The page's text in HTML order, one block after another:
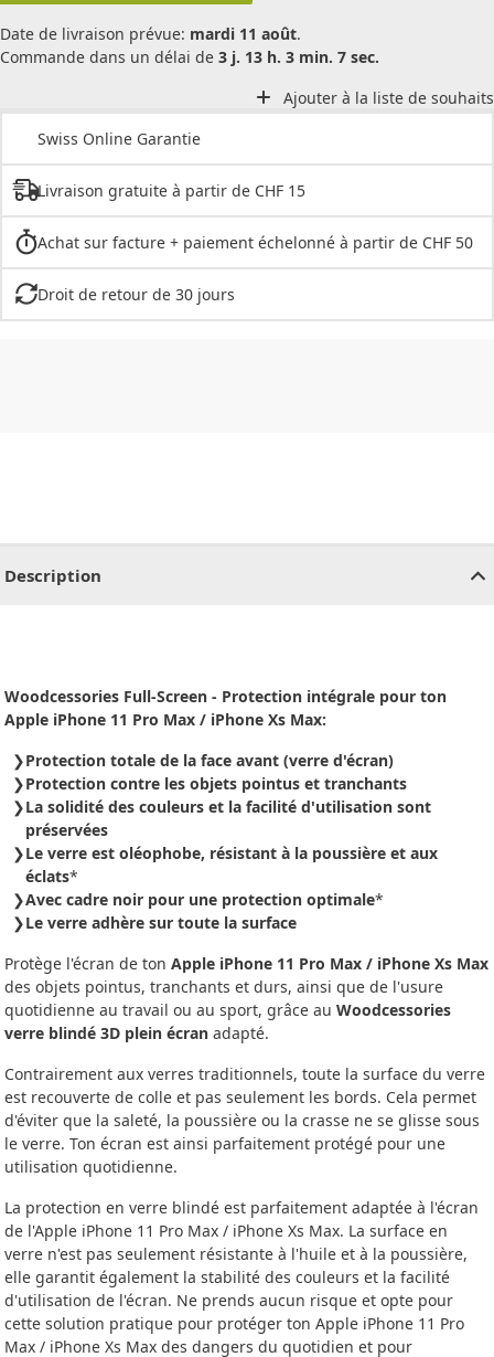
Date de livraison prévue: mardi 11 août.
Commande dans un délai de 3 j. 13 h. 3 min. 7 sec.
Ajouter à la liste de souhaits
Swiss Online Garantie
Livraison gratuite à partir de CHF 15
Achat sur facture + paiement échelonné à partir de CHF 50
Droit de retour de 30 jours
Description
Woodcessories Full-Screen - Protection intégrale pour ton
Apple iPhone 11 Pro Max / iPhone Xs Max:
Protection totale de la face avant (verre d'écran)
Protection contre les objets pointus et tranchants
La solidité des couleurs et la facilité d'utilisation sont
préservées
Le verre est oléophobe, résistant à la poussière et aux
éclats*
Avec cadre noir pour une protection optimale*
Le verre adhère sur toute la surface
Protège l'écran de ton Apple iPhone 11 Pro Max / iPhone Xs Max
des objets pointus, tranchants et durs, ainsi que de l'usure
quotidienne au travail ou au sport, grâce au Woodcessories
verre blindé 3D plein écran adapté.
Contrairement aux verres traditionnels, toute la surface du verre
est recouverte de colle et pas seulement les bords. Cela permet
d'éviter que la saleté, la poussière ou la crasse ne se glisse sous
le verre. Ton écran est ainsi parfaitement protégé pour une
utilisation quotidienne.
La protection en verre blindé est parfaitement adaptée à l'écran
de l'Apple iPhone 11 Pro Max / iPhone Xs Max. La surface en
verre n'est pas seulement résistante à l'huile et à la poussière,
elle garantit également la stabilité des couleurs et la facilité
d'utilisation de l'écran. Ne prends aucun risque et opte pour
cette solution pratique pour protéger ton Apple iPhone 11 Pro
Max / iPhone Xs Max des dangers du quotidien et pour